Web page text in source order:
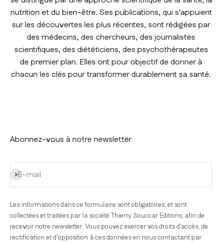
nutrition et du bien-être. Ses publications, qui s’appuient
sur les découvertes les plus récentes, sont rédigées par
des médecins, des chercheurs, des journalistes
scientifiques, des diététiciens, des psychothérapeutes
de premier plan. Elles ont pour objectif de donner à
chacun les clés pour transformer durablement sa santé.
Abonnez-vous à notre newsletter
E-mail
S'inscrire
Les informations dans ce formulaire sont obligatoires, et sont
collectées et traitées par la société Thierry Souccar Editions, afin de
recevoir notre newsletter. Vous pouvez exercer vos droits d'accès, de
rectification et d'opposition à ces données en nous contactant par